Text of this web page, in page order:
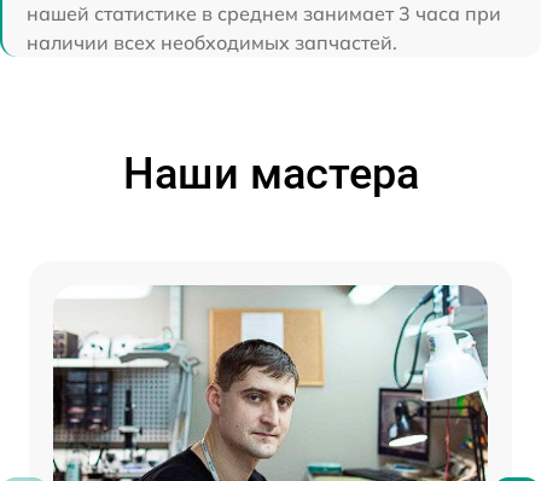
нашей статистике в среднем занимает 3 часа при
наличии всех необходимых запчастей.
Наши мастера